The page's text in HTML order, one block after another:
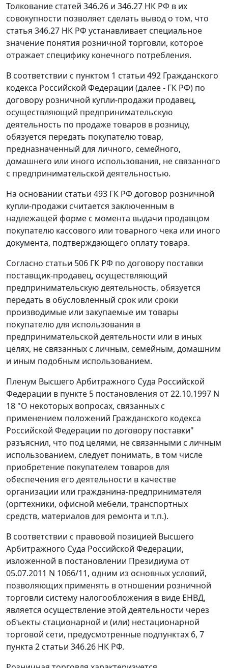
Толкование статей 346.26 и 346.27 НК РФ в их
совокупности позволяет сделать вывод о том, что
статья 346.27 НК РФ устанавливает специальное
значение понятия розничной торговли, которое
отражает специфику конечного потребления.
В соответствии с пунктом 1 статьи 492 Гражданского
кодекса Российской Федерации (далее - ГК РФ) по
договору розничной купли-продажи продавец,
осуществляющий предпринимательскую
деятельность по продаже товаров в розницу,
обязуется передать покупателю товар,
предназначенный для личного, семейного,
домашнего или иного использования, не связанного
с предпринимательской деятельностью.
На основании статьи 493 ГК РФ договор розничной
купли-продажи считается заключенным в
надлежащей форме с момента выдачи продавцом
покупателю кассового или товарного чека или иного
документа, подтверждающего оплату товара.
Согласно статьи 506 ГК РФ по договору поставки
поставщик-продавец, осуществляющий
предпринимательскую деятельность, обязуется
передать в обусловленный срок или сроки
производимые или закупаемые им товары
покупателю для использования в
предпринимательской деятельности или в иных
целях, не связанных с личным, семейным, домашним
и иным подобным использованием.
Пленум Высшего Арбитражного Суда Российской
Федерации в пункте 5 постановления от 22.10.1997 N
18 "О некоторых вопросах, связанных с
применением положений Гражданского кодекса
Российской Федерации по договору поставки"
разъяснил, что под целями, не связанными с личным
использованием, следует понимать, в том числе
приобретение покупателем товаров для
обеспечения его деятельности в качестве
организации или гражданина-предпринимателя
(оргтехники, офисной мебели, транспортных
средств, материалов для ремонта и т.п.).
В соответствии с правовой позицией Высшего
Арбитражного Суда Российской Федерации,
изложенной в постановлении Президиума от
05.07.2011 N 1066/11, одним из основных условий,
позволяющих применять в отношении розничной
торговли систему налогообложения в виде ЕНВД,
является осуществление этой деятельности через
объекты стационарной и (или) нестационарной
торговой сети, предусмотренные подпунктах 6, 7
пункта 2 статьи 346.26 НК РФ.